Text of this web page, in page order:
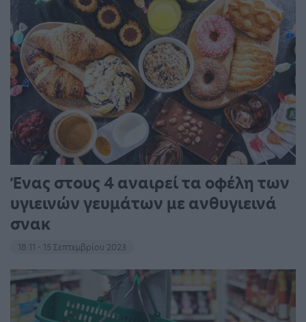
Ένας στους 4 αναιρεί τα οφέλη των
υγιεινών γευμάτων με ανθυγιεινά
σνακ
18:11 - 15 Σεπτεμβρίου 2023